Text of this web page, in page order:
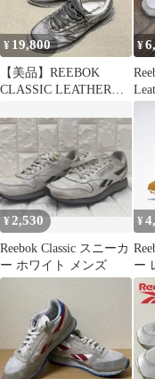
¥ 19,800
【美品】REEBOK
CLASSIC LEATHER
¥
¥2,530
Reebok Classic スニーカ
ー ホワイト メンズ
¥
ー